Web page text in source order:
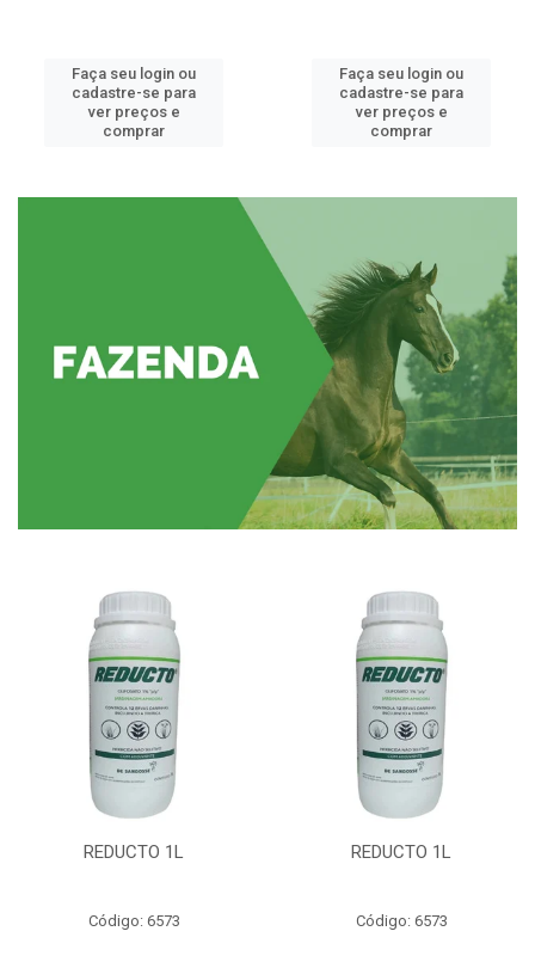
Faça seu login ou
cadastre-se para
ver preços e
comprar
Faça seu login ou
cadastre-se para
ver preços e
comprar
REDUCTO 1L
Código: 6573
REDUCTO 1L
Código: 6573